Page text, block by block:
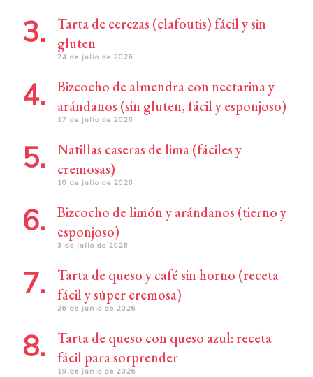
Tarta de cerezas (clafoutis) fácil y sin
gluten
24 de julio de 2026
Bizcocho de almendra con nectarina y
arándanos (sin gluten, fácil y esponjoso)
17 de julio de 2026
Natillas caseras de lima (fáciles y
cremosas)
10 de julio de 2026
Bizcocho de limón y arándanos (tierno y
esponjoso)
3 de julio de 2026
Tarta de queso y café sin horno (receta
fácil y súper cremosa)
26 de junio de 2026
Tarta de queso con queso azul: receta
fácil para sorprender
19 de junio de 2026